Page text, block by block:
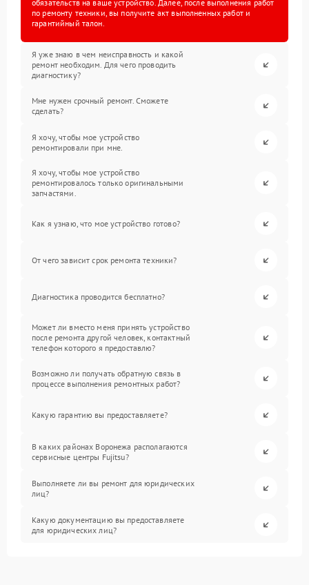
обязательств на ваше устройство. Далее, после выполнения работ
по ремонту техники, вы получите акт выполненных работ и
гарантийный талон.
Я уже знаю в чем неисправность и какой
ремонт необходим. Для чего проводить
диагностику?
Мне нужен срочный ремонт. Сможете
сделать?
Я хочу, чтобы мое устройство
ремонтировали при мне.
Я хочу, чтобы мое устройство
ремонтировалось только оригинальными
запчастями.
Как я узнаю, что мое устройство готово?
От чего зависит срок ремонта техники?
Диагностика проводится бесплатно?
Может ли вместо меня принять устройство
после ремонта другой человек, контактный
телефон которого я предоставлю?
Возможно ли получать обратную связь в
процессе выполнения ремонтных работ?
Какую гарантию вы предоставляете?
В каких районах Воронежа располагаются
сервисные центры Fujitsu?
Выполняете ли вы ремонт для юридических
лиц?
Какую документацию вы предоставляете
для юридических лиц?